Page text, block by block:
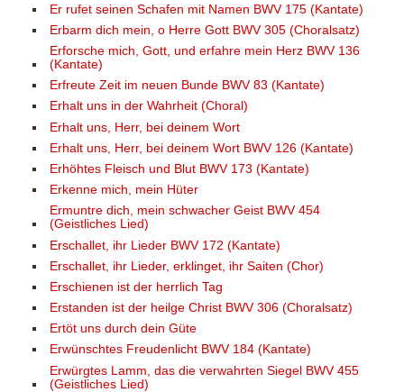
Er rufet seinen Schafen mit Namen BWV 175 (Kantate)
Erbarm dich mein, o Herre Gott BWV 305 (Choralsatz)
Erforsche mich, Gott, und erfahre mein Herz BWV 136
(Kantate)
Erfreute Zeit im neuen Bunde BWV 83 (Kantate)
Erhalt uns in der Wahrheit (Choral)
Erhalt uns, Herr, bei deinem Wort
Erhalt uns, Herr, bei deinem Wort BWV 126 (Kantate)
Erhöhtes Fleisch und Blut BWV 173 (Kantate)
Erkenne mich, mein Hüter
Ermuntre dich, mein schwacher Geist BWV 454
(Geistliches Lied)
Erschallet, ihr Lieder BWV 172 (Kantate)
Erschallet, ihr Lieder, erklinget, ihr Saiten (Chor)
Erschienen ist der herrlich Tag
Erstanden ist der heilge Christ BWV 306 (Choralsatz)
Ertöt uns durch dein Güte
Erwünschtes Freudenlicht BWV 184 (Kantate)
Erwürgtes Lamm, das die verwahrten Siegel BWV 455
(Geistliches Lied)